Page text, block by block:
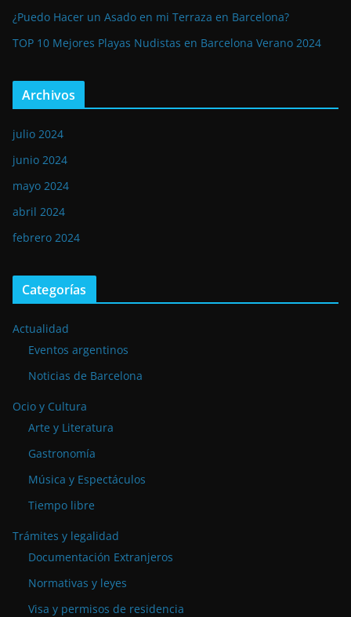
¿Puedo Hacer un Asado en mi Terraza en Barcelona?
TOP 10 Mejores Playas Nudistas en Barcelona Verano 2024
Archivos
julio 2024
junio 2024
mayo 2024
abril 2024
febrero 2024
Categorías
Actualidad
Eventos argentinos
Noticias de Barcelona
Ocio y Cultura
Arte y Literatura
Gastronomía
Música y Espectáculos
Tiempo libre
Trámites y legalidad
Documentación Extranjeros
Normativas y leyes
Visa y permisos de residencia